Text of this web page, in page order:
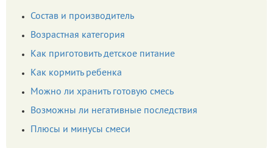
Состав и производитель
Возрастная категория
Как приготовить детское питание
Как кормить ребенка
Можно ли хранить готовую смесь
Возможны ли негативные последствия
Плюсы и минусы смеси